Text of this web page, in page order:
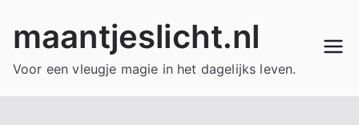
naar
inhoud
maantjeslicht.nl
Voor een vleugje magie in het dagelijks leven.